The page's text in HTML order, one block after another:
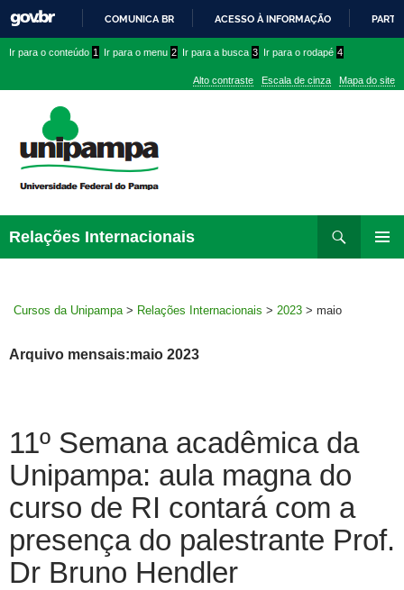
PARA
CONTEÚDO
COMUNICA BR ACESSO À INFORMAÇÃO
conteúdo
menu
superior
menu
Ir para o conteúdo 1 Ir para o menu 2 Ir para a busca 3 Ir para o rodapé 4
Alto contraste Escala de cinza Mapa do site
Relações Internacionais
Cursos da Unipampa > Relações Internacionais > 2023 > maio
Arquivo mensais:maio 2023
11º Semana acadêmica da
Unipampa: aula magna do
curso de RI contará com a
presença do palestrante Prof.
Dr Bruno Hendler